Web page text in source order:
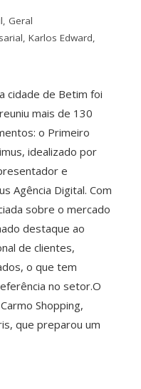
, Geral
, Karlos Edward,
cidade de Betim foi
mais de 130
o Primeiro
idealizado por
e
Agência Digital. Com
sobre o mercado
destaque ao
de clientes,
o que tem
no setor.O
Shopping,
que preparou um